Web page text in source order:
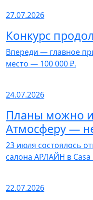
27.07.2026
Конкурс
Впереди — главное
место — 100 000 ₽.
24.07.2026
Планы можно
Атмосферу —
23 июля состоялось
салона АРЛАЙН в Casa
22.07.2026